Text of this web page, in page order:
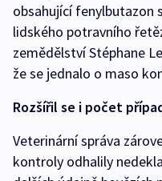
obsahující fenylbutazon
lidského potravního
zemědělství Stéphane
že se jednalo o maso
Rozšířil se i počet
Veterinární správa
kontroly odhalily